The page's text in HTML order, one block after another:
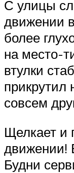
С улицы
движении
более
на место-
втулки
прикрутил
совсем
Щелкает и
движении!
Будни